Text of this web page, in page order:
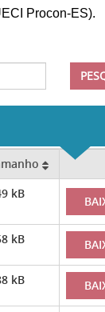
Procon-ES).
kB
kB
kB